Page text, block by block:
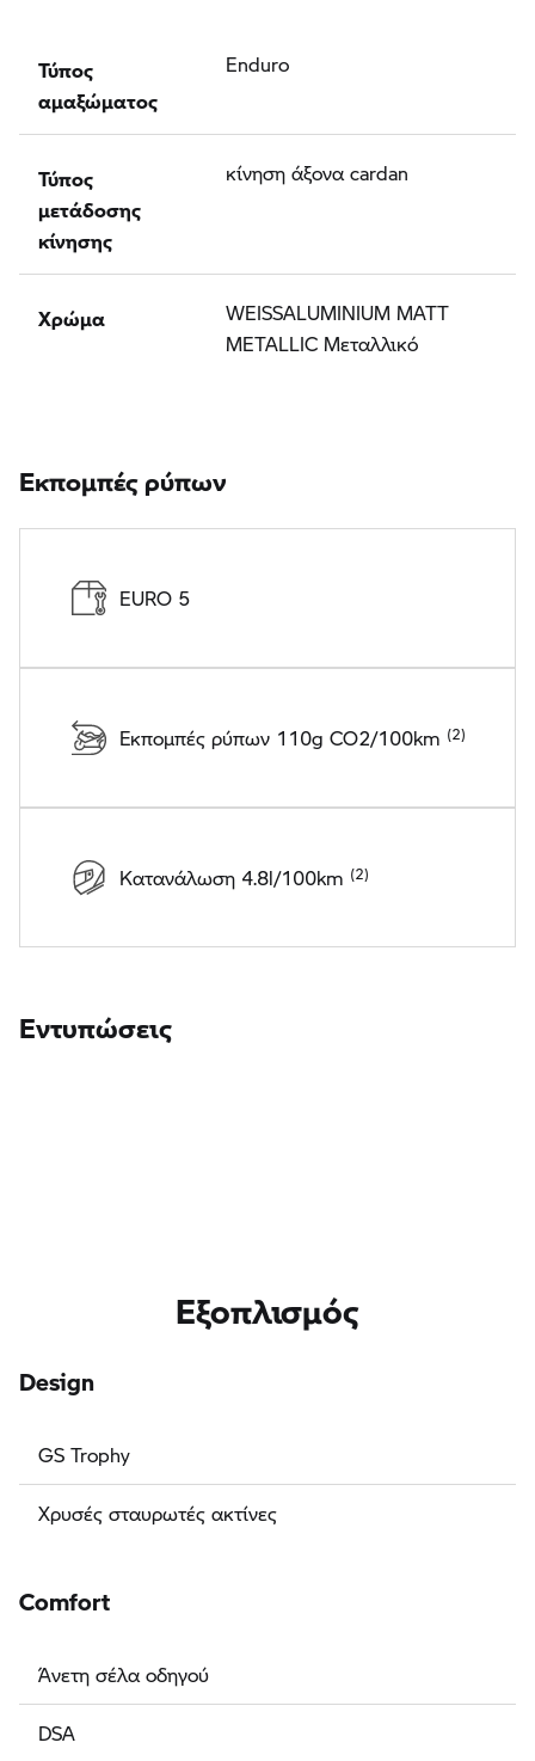
Τύπος
αμαξώματος
Enduro
Τύπος
μετάδοσης
κίνησης
κίνηση άξονα cardan
Χρώμα
WEISSALUMINIUM MATT
METALLIC Μεταλλικό
Εκπομπές ρύπων
EURO 5
Εκπομπές ρύπων 110g CO2/100km
Κατανάλωση 4.8l/100km
Εντυπώσεις
Εξοπλισμός
Design
GS Trophy
Χρυσές σταυρωτές ακτίνες
Comfort
Άνετη σέλα οδηγού
DSA